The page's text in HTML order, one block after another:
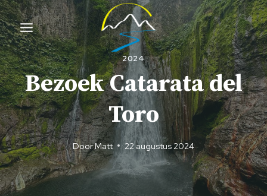
Overslaan
naar
inhoud
2024
Bezoek Catarata del
Toro
DoorMatt 22 augustus 2024